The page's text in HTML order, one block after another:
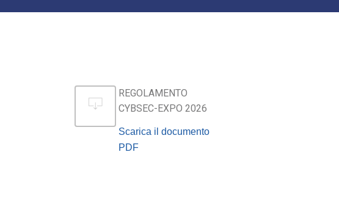
REGOLAMENTO
CYBSEC-EXPO 2026
Scarica il documento
PDF